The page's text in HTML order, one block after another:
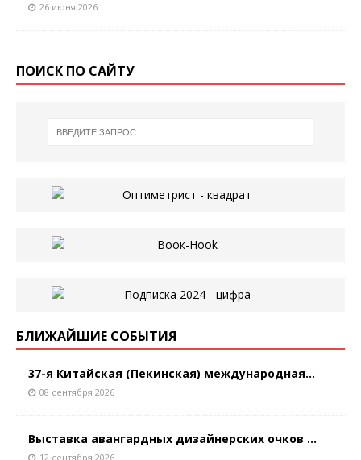
26 июня 2026
ПОИСК ПО САЙТУ
БЛИЖАЙШИЕ СОБЫТИЯ
37-я Китайская (Пекинская) международная...
08 сентября 2026
Выставка авангардных дизайнерских очков ...
12 сентября 2026